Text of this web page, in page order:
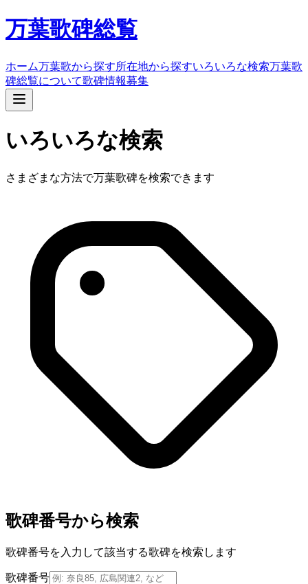
万葉歌碑総覧
ホーム万葉歌から探す所在地から探すいろいろな検索万葉歌
碑総覧について歌碑情報募集
いろいろな検索
さまざまな方法で万葉歌碑を検索できます
歌碑番号から検索
歌碑番号を入力して該当する歌碑を検索します
歌碑番号